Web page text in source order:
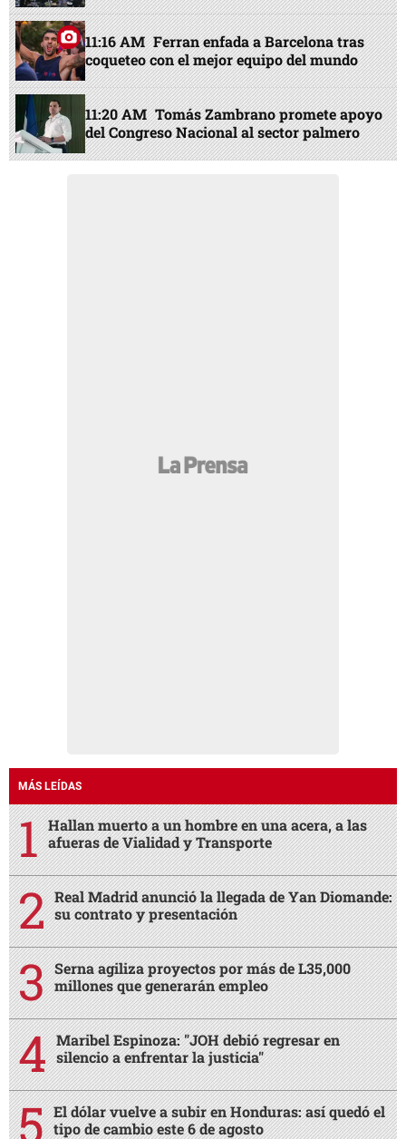
11:16 AM Ferran enfada a Barcelona tras
coqueteo con el mejor equipo del mundo
11:20 AM Tomás Zambrano promete apoyo
del Congreso Nacional al sector palmero
MÁS LEÍDAS
Hallan muerto a un hombre en una acera, a las
afueras de Vialidad y Transporte
Real Madrid anunció la llegada de Yan Diomande:
su contrato y presentación
Serna agiliza proyectos por más de L35,000
millones que generarán empleo
Maribel Espinoza: "JOH debió regresar en
silencio a enfrentar la justicia"
El dólar vuelve a subir en Honduras: así quedó el
tipo de cambio este 6 de agosto